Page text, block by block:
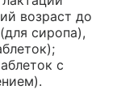
возраст до
сиропа),
с